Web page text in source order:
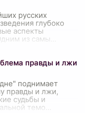
русских
глубоко
аспекты
из самы
правды и лжи
поднимает
правды и лжи,
судьбы и
темо